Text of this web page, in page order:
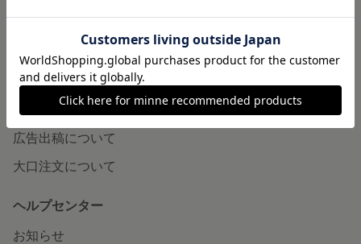
minneの本
企業の方へ
広告出稿について
大口注文について
ヘルプセンター
お知らせ